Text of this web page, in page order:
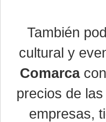
También
cultural y
Comarcacon
precios de
empresas,